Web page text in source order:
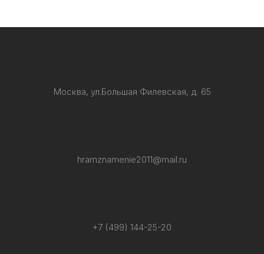
Москва, ул.Большая Филевская, д. 65
hramznamenie2011@mail.ru
+7 (499) 144-25-20